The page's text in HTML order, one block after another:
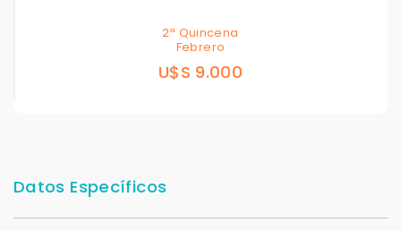
2ª Quincena
Febrero
U$S 9.000
Datos Específicos